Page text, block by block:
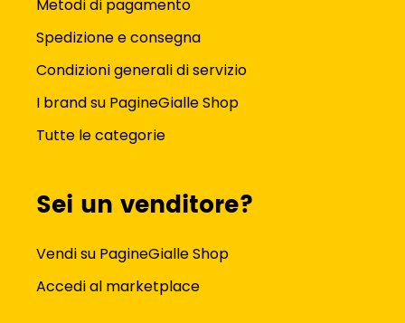
Metodi di pagamento
Spedizione e consegna
Condizioni generali di servizio
I brand su PagineGialle Shop
Tutte le categorie
Sei un venditore?
Vendi su PagineGialle Shop
Accedi al marketplace